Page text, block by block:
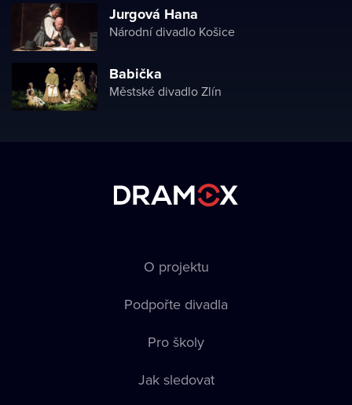
Jurgová Hana
Národní divadlo Košice
Babička
Městské divadlo Zlín
O projektu
Podpořte divadla
Pro školy
Jak sledovat